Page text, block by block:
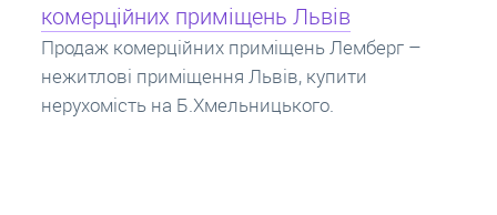
Іпотека на квартиру – кредит на житло під
заставу нерухомості. Купити в іпотеку – що
потрібно знати? Консультація від Експертів
про іпотечні кредити.